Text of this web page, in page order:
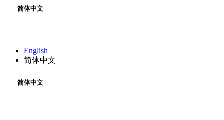
简体中文
English
简体中文
简体中文